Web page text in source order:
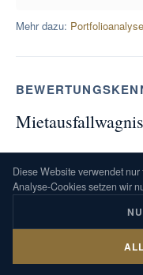
Mehr dazu: Portfolioanalyse
Mietausfallwagnis
Das Mietausfallwagnis
Ertragsminderung
Mietminderung ab. Es
Ertragswertermittlung
Bewirtschaftungskosten.
Diese Website verwendet
Analyse-Cookies setzen wir